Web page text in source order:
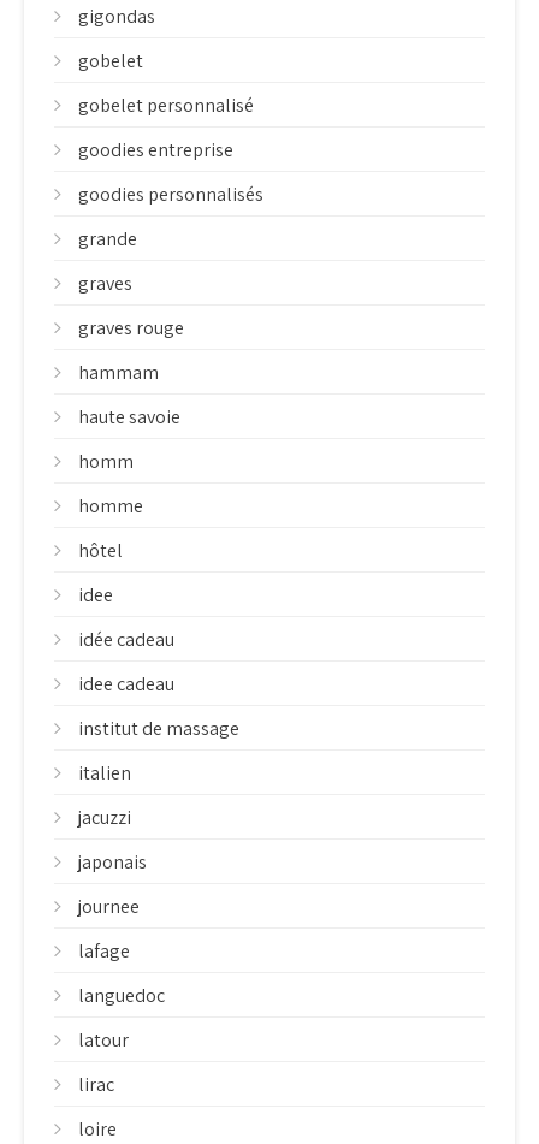
gigondas
gobelet
gobelet personnalisé
goodies entreprise
goodies personnalisés
grande
graves
graves rouge
hammam
haute savoie
homm
homme
hôtel
idee
idée cadeau
idee cadeau
institut de massage
italien
jacuzzi
japonais
journee
lafage
languedoc
latour
lirac
loire